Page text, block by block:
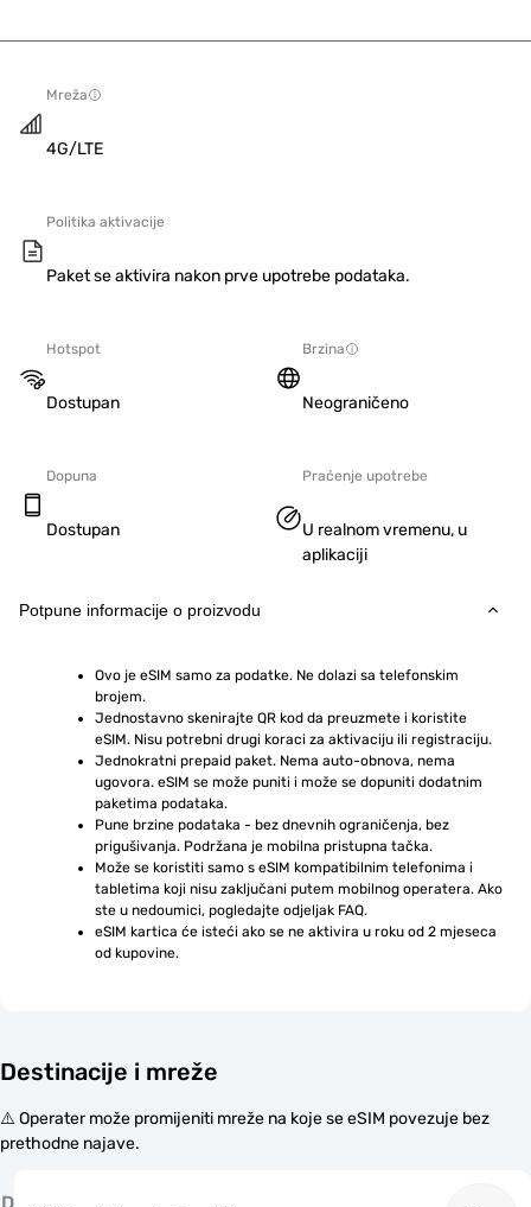
Mreža
4G/LTE
Politika aktivacije
Paket se aktivira nakon prve upotrebe podataka.
Hotspot
Dostupan
Brzina
Neograničeno
Dopuna
Dostupan
Praćenje upotrebe
U realnom vremenu, u
aplikaciji
Potpune informacije o proizvodu
Ovo je eSIM samo za podatke. Ne dolazi sa telefonskim
brojem.
Jednostavno skenirajte QR kod da preuzmete i koristite
eSIM. Nisu potrebni drugi koraci za aktivaciju ili registraciju.
Jednokratni prepaid paket. Nema auto-obnova, nema
ugovora. eSIM se može puniti i može se dopuniti dodatnim
paketima podataka.
Pune brzine podataka - bez dnevnih ograničenja, bez
prigušivanja. Podržana je mobilna pristupna tačka.
Može se koristiti samo s eSIM kompatibilnim telefonima i
tabletima koji nisu zaključani putem mobilnog operatera. Ako
ste u nedoumici, pogledajte odjeljak FAQ.
eSIM kartica će isteći ako se ne aktivira u roku od 2 mjeseca
od kupovine.
Destinacije i mreže
⚠️ Operater može promijeniti mreže na koje se eSIM povezuje bez
prethodne najave.